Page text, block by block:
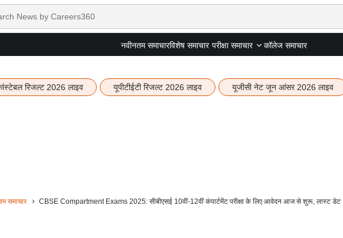
नवीनतम समाचारविशेष समाचार परीक्षा समाचार कॉलेज समाचार
रिजल्ट 2026 लाइव यूपीटीईटी रिजल्ट 2026 लाइव यूजीसी नेट जून आंसर 2026 लाइव
समाचार CBSE Compartment Exams 2025: सीबीएसई 10वीं-12वीं कंपार्टमेंट परीक्षा के लिए आवेदन आज से शुरू, लास्ट